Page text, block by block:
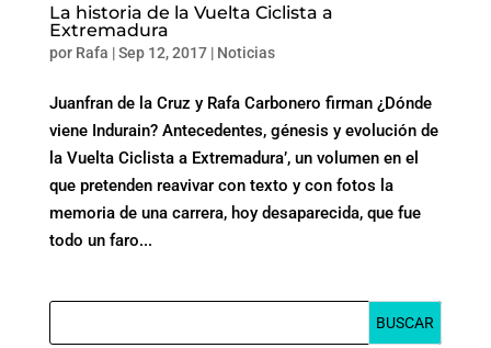
La historia de la Vuelta Ciclista a
Extremadura
por Rafa |Sep 12, 2017| Noticias
Juanfran de la Cruz y Rafa Carbonero firman ¿Dónde
viene Indurain? Antecedentes, génesis y evolución de
la Vuelta Ciclista a Extremadura’, un volumen en el
que pretenden reavivar con texto y con fotos la
memoria de una carrera, hoy desaparecida, que fue
todo un faro...